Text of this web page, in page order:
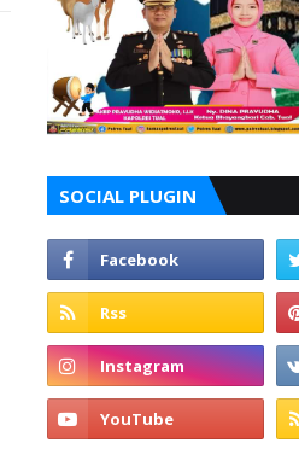
SOCIAL PLUGIN